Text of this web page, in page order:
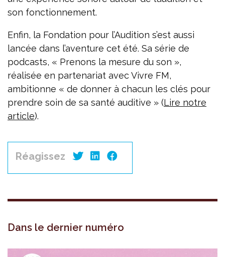
son fonctionnement.
Enfin, la Fondation pour l’Audition s’est aussi
lancée dans l’aventure cet été. Sa série de
podcasts, « Prenons la mesure du son »,
réalisée en partenariat avec Vivre FM,
ambitionne « de donner à chacun les clés pour
prendre soin de sa santé auditive » (Lire notre
article).
Réagissez
Dans le dernier numéro